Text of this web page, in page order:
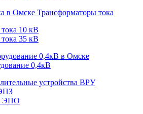
Трансформаторы тока
10 кВ
35 кВ
0,4кВ
устройства ВРУ
ЭПО